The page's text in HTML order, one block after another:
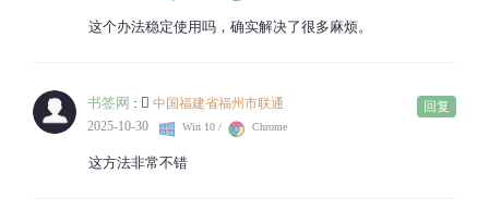
这个办法稳定使用吗，确实解决了很多麻烦。
书签网 :
中国福建省福州市联通
2025-10-30
Win 10 / Chrome
这方法非常不错
回复